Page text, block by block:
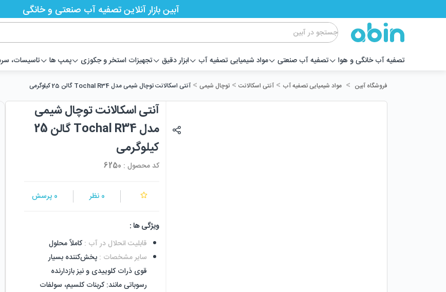
تصفیه آب خانگی و هوا تصفیه آب صنعتی مواد شیمیایی تصفیه آب ابزار دقیق تجهیزات استخر و جکوزی پمپ ها تاسیسات،
آبین بازار آنلاین تصفیه آب صنعتی و خانگی
فروشگاه آبین > مواد شیمیایی تصفیه آب > آنتی اسکالانت > توچال شیمی > آنتی اسکالانت توچال شیمی مدل Tochal R34 گالن 25 کیلوگرمی
آنتی اسکالانت توچال شیمی
مدل Tochal R34 گالن 25
کیلوگرمی
کد محصول : 6250
0 نظر 0 پرسش
ویژگی ها :
قابلیت انحلال در آب : کاملاً محلول
سایر مشخصات : پخش‌کننده بسیار
قوی ذرات کلوییدی و نیز بازدارنده
رسوباتی مانند: کربنات کلسیم، سولفات